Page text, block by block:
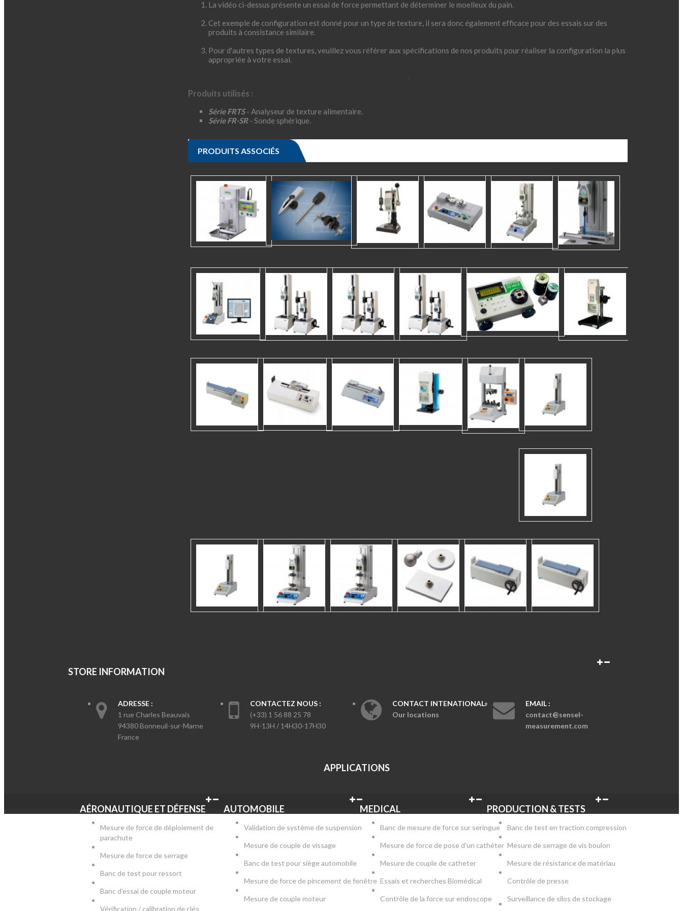
La vidéo ci-dessus présente un essai de force permettant de déterminer le moelleux du pain.
Cet exemple de configuration est donné pour un type de texture, il sera donc également efficace pour des essais sur des
produits à consistance similaire.
Pour d'autres types de textures, veuillez vous référer aux spécifications de nos produits pour réaliser la configuration la plus
appropriée à votre essai.
.
Produits utilisés :
Série FRTS- Analyseur de texture alimentaire.
Série FR-SR- Sonde sphérique.
PRODUITS ASSOCIÉS
STORE INFORMATION
ADRESSE :
1 rue Charles Beauvais
94380 Bonneuil-sur-Marne
France
CONTACTEZ NOUS :
(+33) 1 56 88 25 78
9H-13H / 14H30-17H30
CONTACT INTENATIONAL:
Our locations
EMAIL :
contact@sensel-
measurement.com
APPLICATIONS
AÉRONAUTIQUE ET DÉFENSE
Mesure de force de déploiement de
parachute
Mesure de force de serrage
Banc de test pour ressort
Banc d'essai de couple moteur
Vérification / calibration de clés
AUTOMOBILE
Validation de système de suspension
Mesure de couple de vissage
Banc de test pour siège automobile
Mesure de force de pincement de fenêtre
Mesure de couple moteur
MEDICAL
Banc de mesure de force sur seringue
Mesure de force de pose d'un cathéter
Mesure de couple de catheter
Essais et recherches Biomédical
Contrôle de la force sur endoscope
PRODUCTION & TESTS
Banc de test en traction compression
Mesure de serrage de vis boulon
Mesure de résistance de matériau
Contrôle de presse
Surveillance de silos de stockage